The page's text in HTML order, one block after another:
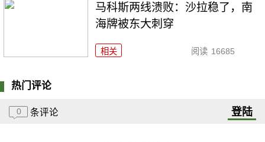
马科斯两线溃败：沙拉稳了，南
海牌被东大刺穿
相关 阅读 16685
热门评论
0 条评论 登陆